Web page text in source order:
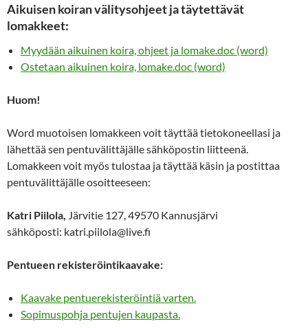
Aikuisen koiran välitysohjeet ja täytettävät
lomakkeet:
Myydään aikuinen koira, ohjeet ja lomake.doc (word)
Ostetaan aikuinen koira, lomake.doc (word)
Huom!
Word muotoisen lomakkeen voit täyttää tietokoneellasi ja
lähettää sen pentuvälittäjälle sähköpostin liitteenä.
Lomakkeen voit myös tulostaa ja täyttää käsin ja postittaa
pentuvälittäjälle osoitteeseen:
Katri Piilola, Järvitie 127, 49570 Kannusjärvi
sähköposti: katri.piilola@live.fi
Pentueen rekisteröintikaavake:
Kaavake pentuerekisteröintiä varten.
Sopimuspohja pentujen kaupasta.